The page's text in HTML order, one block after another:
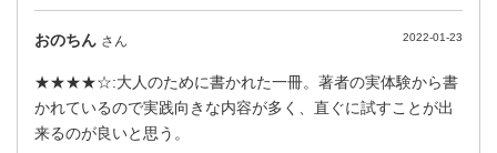
おのちん さん 2022-01-23
★★★★☆:大人のために書かれた一冊。著者の実体験から書
かれているので実践向きな内容が多く、直ぐに試すことが出
来るのが良いと思う。